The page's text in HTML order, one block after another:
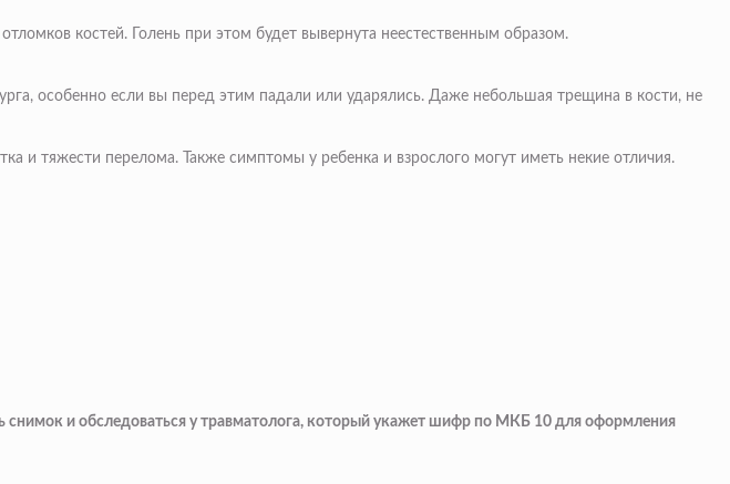
костей. Голень при этом будет вывернута неестественным образом.
особенно если вы перед этим падали или ударялись. Даже небольшая трещина в кости, не
и тяжести перелома. Также симптомы у ребенка и взрослого могут иметь некие отличия.
и обследоваться у травматолога, который укажет шифр по МКБ 10 для оформления